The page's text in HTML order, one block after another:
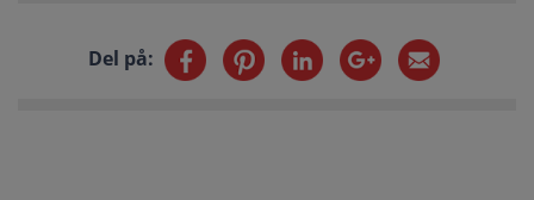
Del på: